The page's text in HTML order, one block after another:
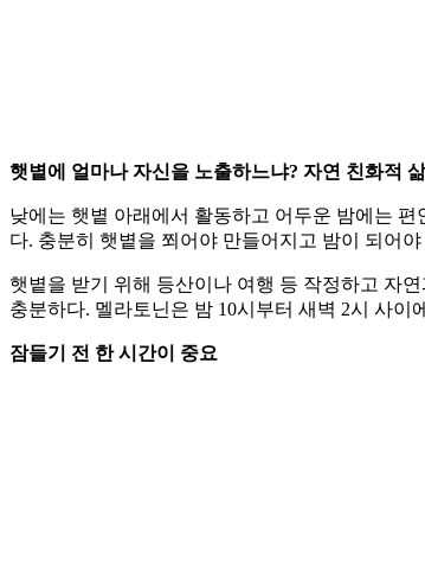
햇볕에 얼마나 자신을 노출하느냐? 자연 친화적 삶
낮에는 햇볕 아래에서 활동하고 어두운 밤에는
다. 충분히 햇볕을 쬐어야 만들어지고 밤이 되어야
햇볕을 받기 위해 등산이나 여행 등 작정하고 자
충분하다. 멜라토닌은 밤 10시부터 새벽 2시 사
잠들기 전 한 시간이 중요